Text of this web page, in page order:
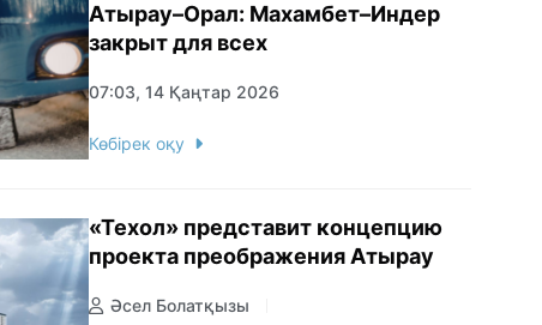
Атырау–Орал: Махамбет–Индер
закрыт для всех
07:03, 14 Қаңтар 2026
Көбірек оқу
«Техол» представит концепцию
проекта преображения Атырау
Әсел Болатқызы